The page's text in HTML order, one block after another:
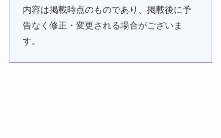
内容は掲載時点のものであり、掲載後に予
告なく修正・変更される場合がございま
す。